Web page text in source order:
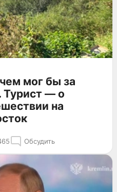
мог бы за
Турист — о
на
Обсудить